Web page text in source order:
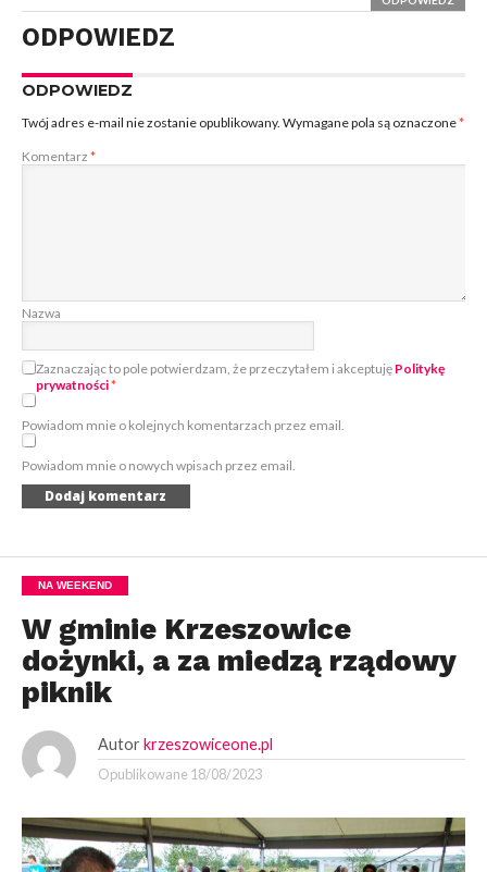
ODPOWIEDZ
ODPOWIEDZ
Twój adres e-mail nie zostanie opublikowany. Wymagane pola są oznaczone*
Komentarz *
Nazwa
Zaznaczając to pole potwierdzam, że przeczytałem i akceptuję Politykę
prywatności*
Powiadom mnie o kolejnych komentarzach przez email.
Powiadom mnie o nowych wpisach przez email.
NA WEEKEND
W gminie Krzeszowice
dożynki, a za miedzą rządowy
piknik
Autor krzeszowiceone.pl
Opublikowane 18/08/2023